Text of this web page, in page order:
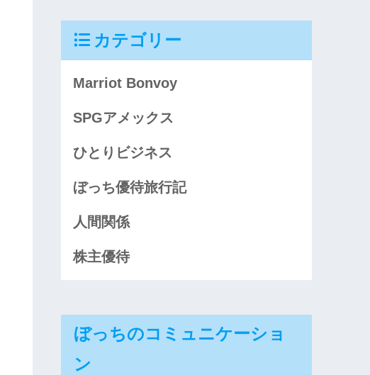
カテゴリー
Marriot Bonvoy
SPGアメックス
ひとりビジネス
ぼっち優待旅行記
人間関係
株主優待
ぼっちのコミュニケーショ
ン